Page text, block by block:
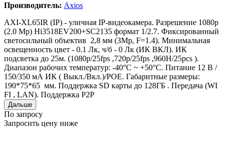
Производитель: Axios
AXI-XL65IR (IP) - уличная IP-видеокамера. Разрешение 1080р
(2.0 Mp) Hi3518EV200+SC2135 формат 1/2.7. Фиксированный
светосильный объектив 2,8 мм (3Mp, F=1.4). Минимальная
освещенность цвет - 0.1 Лк, ч/б - 0 Лк (ИК ВКЛ). ИК
подсветка до 25м. (1080p/25fps ,720p/25fps ,960H/25pcs ).
Диапазон рабочих температур: -40°С ~ +50°С. Питание 12 В /
150/350 мА ИК ( Выкл./Вкл.)/POE. Габаритные размеры:
190*75*65 мм. Поддержка SD карты до 128ГБ . Передача (WI
FI , LAN). Поддержка P2P
Дальше
По запросу
Запросить цену ниже